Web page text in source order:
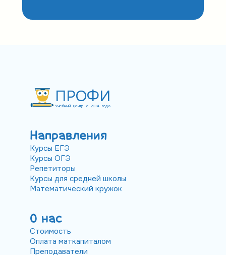
ПРОФИ
Учебный центр с 2014 года
Направления
Курсы ЕГЭ
Курсы ОГЭ
Репетиторы
Курсы для средней школы
Математический кружок
О нас
Стоимость
Оплата маткапиталом
Преподаватели